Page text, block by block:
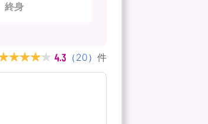
終身
4.3 （20） 件